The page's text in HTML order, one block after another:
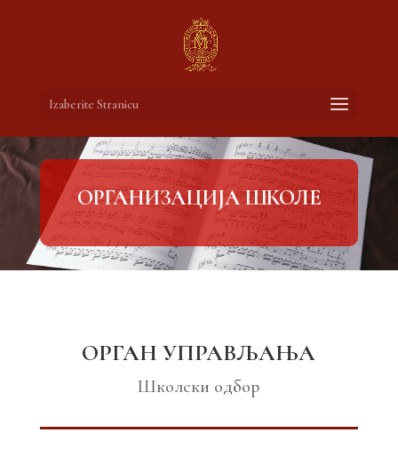
Izaberite Stranicu
ОРГАНИЗАЦИЈА ШКОЛЕ
ОРГАН УПРАВЉАЊА
Школски одбор